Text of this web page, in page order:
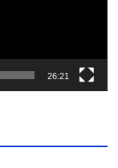
26:21